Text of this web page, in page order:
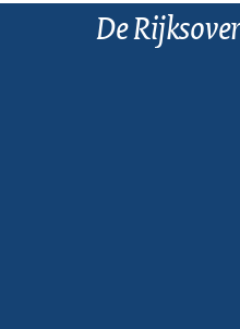
De